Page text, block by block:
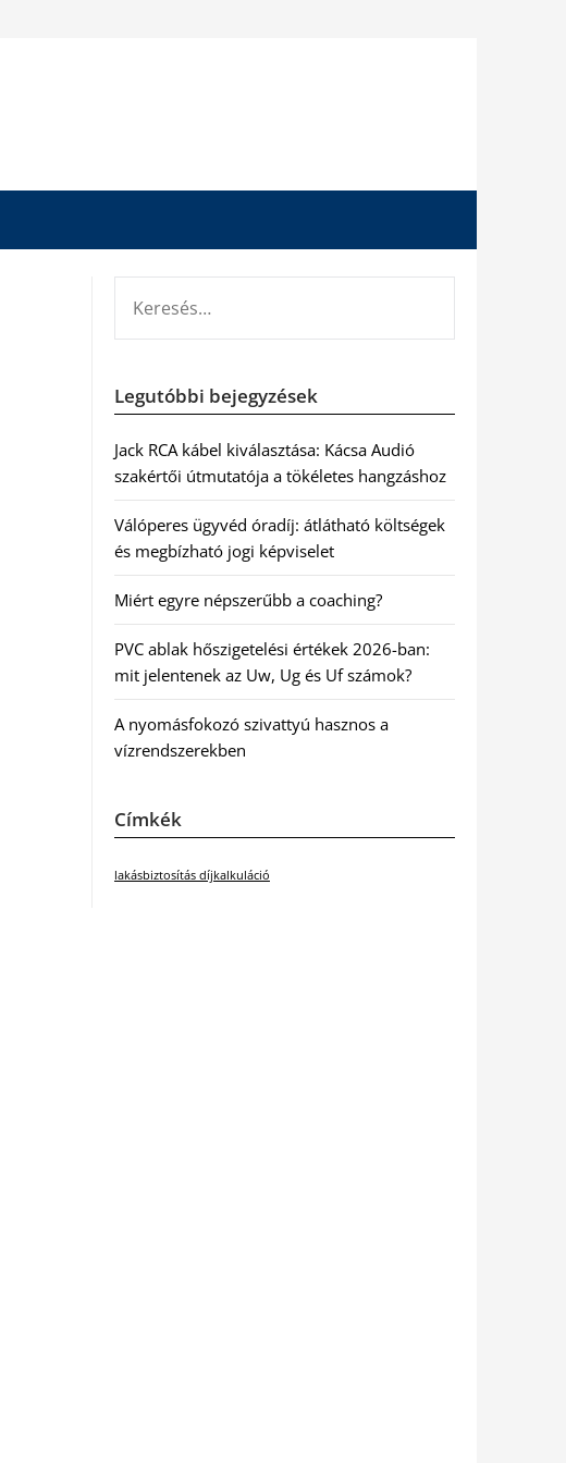
Legutóbbi bejegyzések
Jack RCA kábel kiválasztása: Kácsa Audió
szakértői útmutatója a tökéletes hangzáshoz
Válóperes ügyvéd óradíj: átlátható költségek
és megbízható jogi képviselet
Miért egyre népszerűbb a coaching?
PVC ablak hőszigetelési értékek 2026-ban:
mit jelentenek az Uw, Ug és Uf számok?
A nyomásfokozó szivattyú hasznos a
vízrendszerekben
Címkék
lakásbiztosítás díjkalkuláció